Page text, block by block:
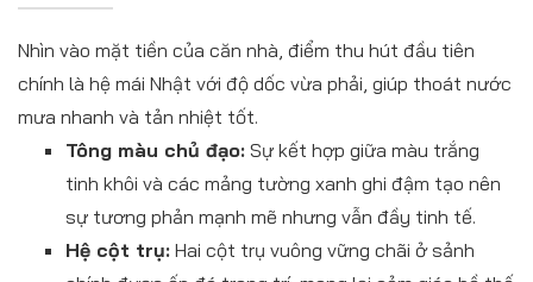
Nhìn vào mặt tiền của căn nhà, điểm thu hút đầu tiên
chính là hệ mái Nhật với độ dốc vừa phải, giúp thoát nước
mưa nhanh và tản nhiệt tốt.
Tông màu chủ đạo: Sự kết hợp giữa màu trắng
tinh khôi và các mảng tường xanh ghi đậm tạo nên
sự tương phản mạnh mẽ nhưng vẫn đầy tinh tế.
Hệ cột trụ: Hai cột trụ vuông vững chãi ở sảnh